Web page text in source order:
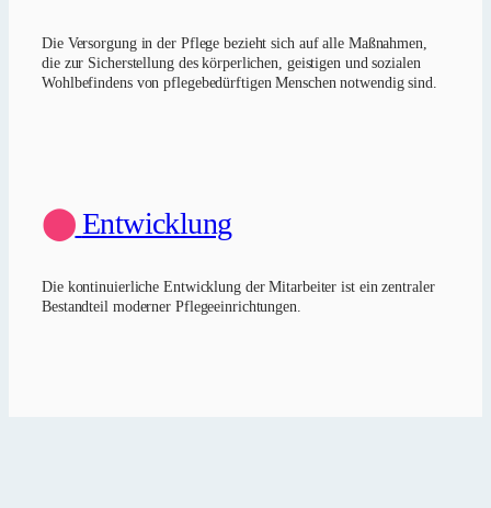
Die Versorgung in der Pflege bezieht sich auf alle Maßnahmen,
die zur Sicherstellung des körperlichen, geistigen und sozialen
Wohlbefindens von pflegebedürftigen Menschen notwendig sind.
⬤ Entwicklung
Die kontinuierliche Entwicklung der Mitarbeiter ist ein zentraler
Bestandteil moderner Pflegeeinrichtungen.